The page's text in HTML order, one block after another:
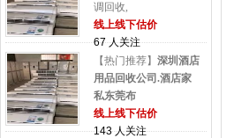
调回收,
线上线下估价
67 人关注
【热门推荐】 深圳酒店
用品回收公司.酒店家
私东莞布
线上线下估价
143 人关注